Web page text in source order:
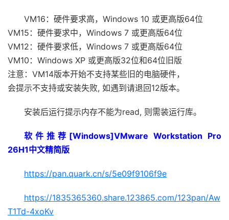
VM16：硬件要求高，Windows 10 或更高版64位
VM15：硬件要求中，Windows 7 或更高版64位
VM12：硬件要求低，Windows 7 或更高版64位
VM10：Windows XP 或更高版32位和64位旧版
注意：VM14版本开始不支持某些旧的电脑硬件，
会提示不支持或安装失败, 如遇到请退回12版本。
安装后运行提示内存不能为read, 则需装运行库。
软件推荐[Windows]VMware Workstation Pro
26H1中文精简版
https://pan.quark.cn/s/5e09f9106f9e
https://1835365360.share.123865.com/123pan/Aw
T1Td-4xoKv